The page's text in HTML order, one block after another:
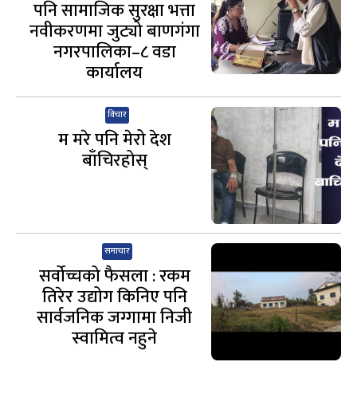
पनि सामाजिक सुरक्षा भत्ता
नवीकरणमा जुट्यो बाणगंगा
नगरपालिका–८ वडा
कार्यालय
विचार
म मरे पनि मेरो देश
बाँचिरहोस्
समाचार
सर्वोच्चको फैसला : रकम
तिरेर उद्योग किनिए पनि
सार्वजनिक जग्गामा निजी
स्वामित्व नहुने